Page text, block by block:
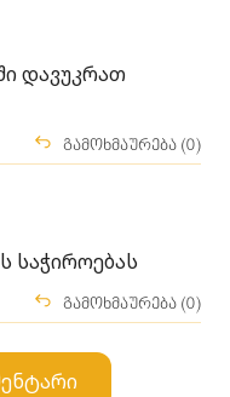
დავუკრათ
გამოხმაურება (0)
საჭიროებას
გამოხმაურება (0)